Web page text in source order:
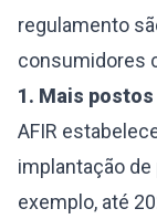
regulamento
consumidores
1. Mais postos
AFIR
implantação de
exemplo, até